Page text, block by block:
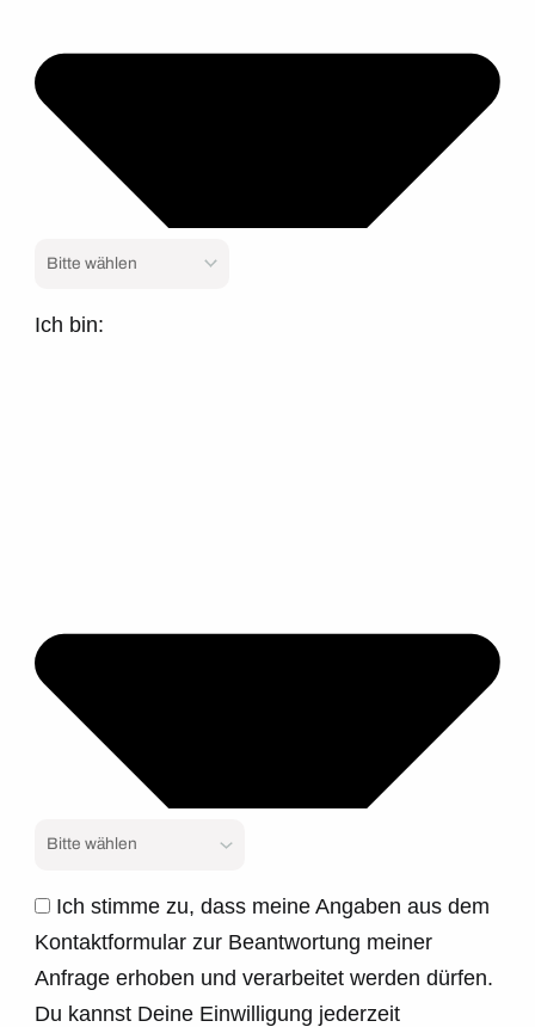
Ich bin:
Ich stimme zu, dass meine Angaben aus dem
Kontaktformular zur Beantwortung meiner
Anfrage erhoben und verarbeitet werden dürfen.
Du kannst Deine Einwilligung jederzeit